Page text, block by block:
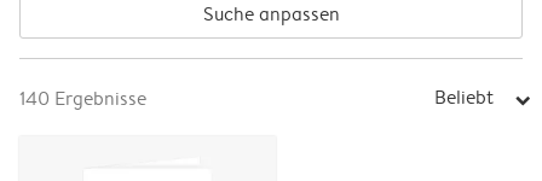
Suche anpassen
140 Ergebnisse Beliebt arrow_right